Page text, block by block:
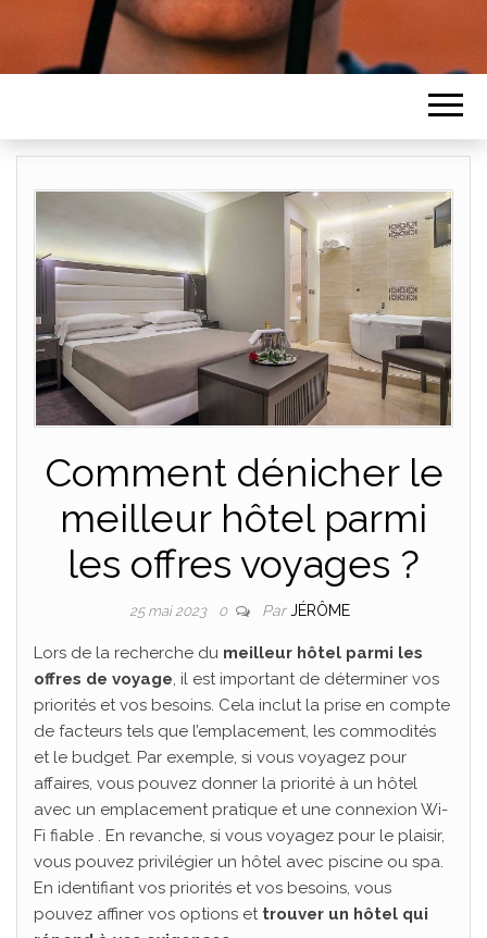
Comment dénicher le
meilleur hôtel parmi
les offres voyages ?
25 mai 2023 0 ParJÉRÔME
Lors de la recherche du meilleur hôtel parmi les
offres de voyage, il est important de déterminer vos
priorités et vos besoins. Cela inclut la prise en compte
de facteurs tels que l’emplacement, les commodités
et le budget. Par exemple, si vous voyagez pour
affaires, vous pouvez donner la priorité à un hôtel
avec un emplacement pratique et une connexion Wi-
Fi fiable . En revanche, si vous voyagez pour le plaisir,
vous pouvez privilégier un hôtel avec piscine ou spa.
En identifiant vos priorités et vos besoins, vous
pouvez affiner vos options et trouver un hôtel qui